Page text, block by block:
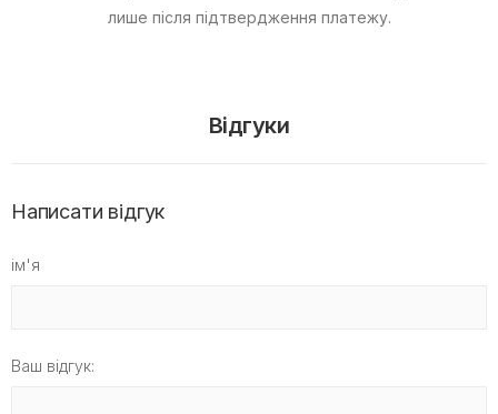
лише після підтвердження платежу.
Відгуки
Написати відгук
ім'я
Ваш відгук: